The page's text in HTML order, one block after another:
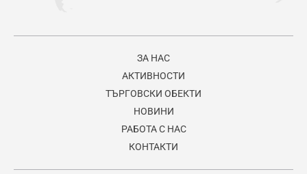
ЗА НАС
АКТИВНОСТИ
ТЪРГОВСКИ ОБЕКТИ
НОВИНИ
РАБОТА С НАС
КОНТАКТИ